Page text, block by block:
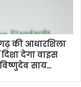
की आधारशिला
देगा वाइस
साय…